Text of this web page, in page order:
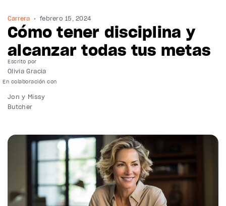
Carrera febrero 15, 2024
Cómo tener disciplina y
alcanzar todas tus metas
Escrito por
Olivia Gracia
Jon y Missy
Butcher